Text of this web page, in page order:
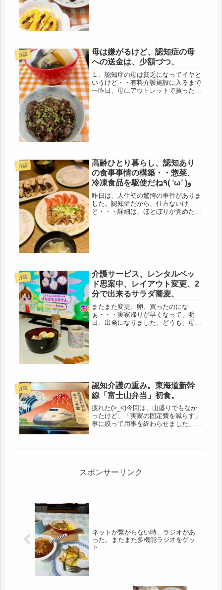
介護
母は嫌がるけど、認知症の母
への送金は、少額づつ、
１、認知症の母は貧乏になってイヤと
いうけど・・有料介護施設に入るまで
一昨日、母にアウトレットで買ったお
介護
高齢ひとり暮らし、認知あり
の食事事情の構築・・惣菜、
冷凍食品を駆使だね٩( ‘ω’ )و
昨日は、人生初の驚愕の事件がありま
した。認知症だから、仕方ないけ
ど・・・詳細は、ほとぼりが覚めたこ
介護
介護サービス、レンタルベッ
ド思案中、レイアウト変更、2
分で出来るサラダ蕎麦、
またまた変更、卵、買ったのにな
ぁ・・・実家帰りが早くなって、明
日、出発になりました。どうも、母
介護
認知介護の重み。東海道新幹
線「富士山弁当」初食。
疲れた(>_<)今回は、山盛りでもなか
ったけど、「実家の固定費を減らす」
事に絞って用事を終わらせました。・
スポンサーリンク
ネットが繋がらない時、ラジオがあ
った。またまた多機能ラジオをゲッ
ト